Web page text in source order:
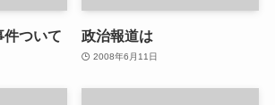
件ついて 政治報道は
2008年6月11日